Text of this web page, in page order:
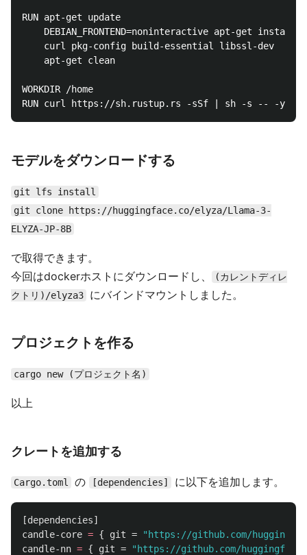
RUN apt-get update
DEBIAN_FRONTEND=noninteractive apt-get install
curl pkg-config build-essential libssl-dev
    apt-get clean
WORKDIR /home
モデルをダウンロードする
git lfs install
git clone https://huggingface.co/elyza/Llama-3-
ELYZA-JP-8B
で取得できます。
今回はdockerホストにダウンロードし、
(カレントディレ
クトリ)/elyza3
にバインドマウントしました。
プロジェクトを作る
cargo new (プロジェクト名)
以上
クレートを追加する
Cargo.toml の [dependencies] に以下を追加します。
[dependencies]
candle-core = { git =
"https://github.com/
candle-nn = { git =
"https://github.com/